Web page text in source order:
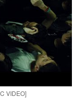
VIDEO]